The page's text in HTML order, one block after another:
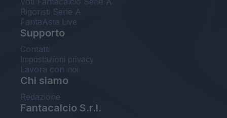
Rigoristi Serie A
FantaAsta Live
Supporto
Contatti
Impostazioni privacy
Lavora con noi
Chi siamo
Redazione
Fantacalcio S.r.l.